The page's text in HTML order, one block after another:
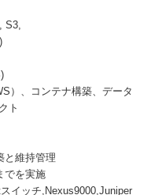
S3,
）、コンテナ構築、データ
ト
と維持管理
でを実施
イッチ,Nexus9000,Juniper